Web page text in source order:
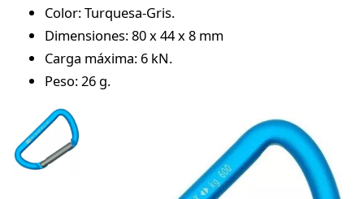
Color: Turquesa-Gris.
Dimensiones: 80 x 44 x 8 mm
Carga máxima: 6 kN.
Peso: 26 g.